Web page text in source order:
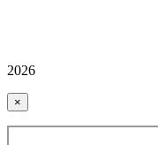
2026
×